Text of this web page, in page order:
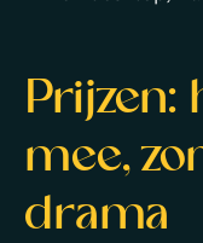
Prijzen:
mee,
drama